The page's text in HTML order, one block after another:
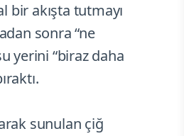
bir akışta tutmayı
sonra “ne
yerini “biraz daha
sunulan çiğ